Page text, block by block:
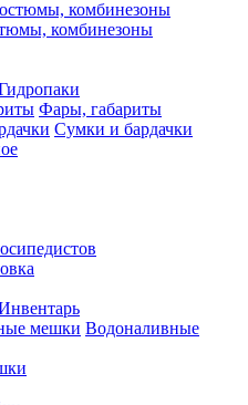
комбинезоны
Фары, габариты
Сумки и бардачки
Водоналивные